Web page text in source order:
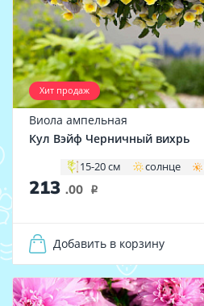
Хит продаж
Виола ампельная
Кул Вэйф Черничный вихрь
15-20 см солнце
213 .00 i
Добавить в корзину